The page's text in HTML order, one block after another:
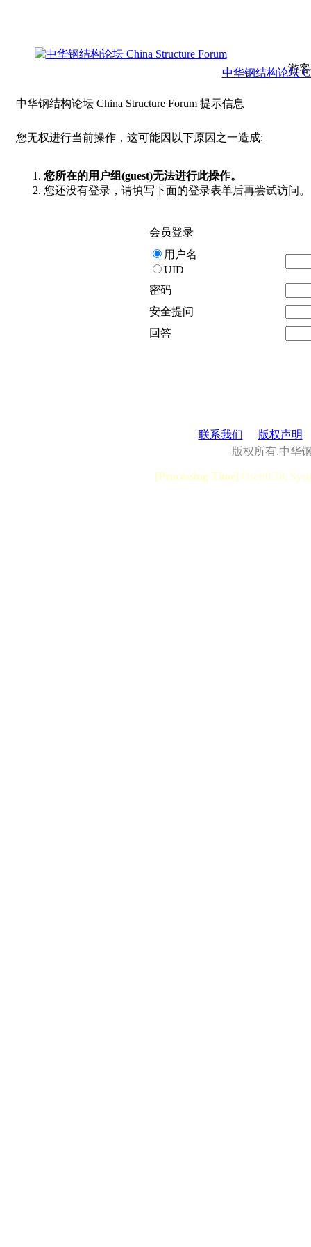
游
中华钢结构论坛
中华钢结构论坛 China Structure Forum 提示信息
您无权进行当前操作，这可能因以下原因之一造成:
您所在的用户组(guest)无法进行此操作。
您还没有登录，请填写下面的登录表单后再尝试访问。
会员登录
用户名
UID
密码
安全提问
回答
联系我们
版权声明
版权所有.中华
[Processing Time] User:0.28,